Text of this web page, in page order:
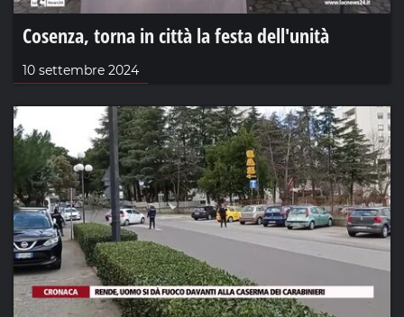
Cosenza, torna in città la festa dell'unità
10 settembre 2024